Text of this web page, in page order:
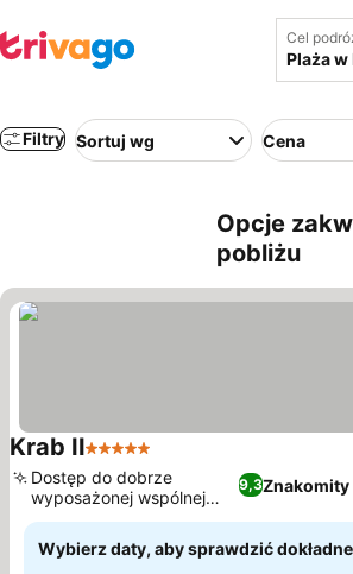
Cel
Filtry Sortuj wg Cena
Opcje
pobliżu
Krab II5 Kategoria
9,3Znakomity
Dostęp do dobrze
wyposażonej wspólnej
kuchni
Wybierz daty, aby sprawdzić